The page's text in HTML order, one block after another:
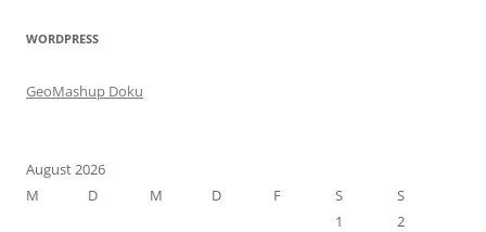
WORDPRESS
GeoMashup Doku
August 2026
M
D M D F S
S
1
2